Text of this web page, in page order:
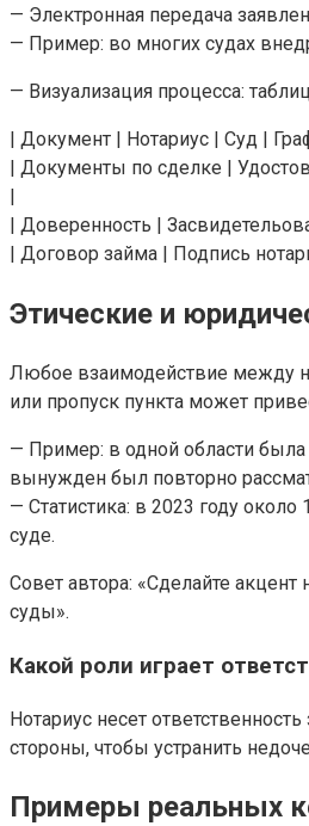
— Электронная передача
— Пример: во многих судах
— Визуализация процесса:
| Документ | Нотариус | Суд |
| Документы по сделке |
| Доверенность |
| Договор займа | Подпись
Этические и
Любое взаимодействие между
или пропуск пункта может
— Пример: в одной области была
вынужден был повторно
— Статистика: в 2023 году
суде.
Совет автора: «Сделайте
суды».
Какой роли играет
Нотариус несет
стороны, чтобы устранить
Примеры реальных